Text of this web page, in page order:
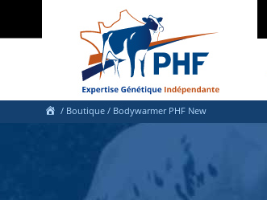
/ Boutique / Bodywarmer PHF New